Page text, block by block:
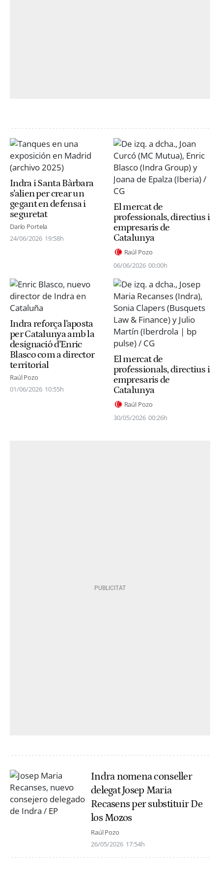
Indra i Santa Bàrbara
s'alien per crear un
gegant en defensa i
seguretat
Darío Portela
24/06/2026 19:58h
El mercat de
professionals, directius i
empresaris de
Catalunya
Raúl Pozo
06/06/2026 00:00h
Indra reforça l'aposta
per Catalunya amb la
designació d'Enric
Blasco com a director
territorial
Raúl Pozo
01/06/2026 10:55h
El mercat de
professionals, directius i
empresaris de
Catalunya
Raúl Pozo
30/05/2026 00:26h
Indra nomena conseller
delegat Josep Maria
Recasens per substituir De
los Mozos
Raúl Pozo
26/05/2026 17:54h